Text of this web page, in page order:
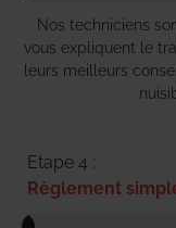
Nos techniciens
vous expliquent le
leurs meilleurs
Etape 4 :
Règlement